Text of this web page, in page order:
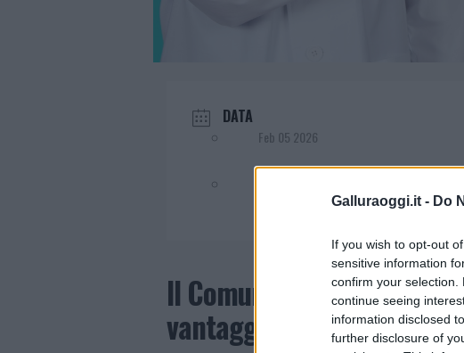
Galluraoggi.it - Do
If you wish to opt-out
sensitive information
confirm your
continue seeing
information disclosed
further disclosure of
DATA
Feb 05 2026
Il Comune di Badesi
vantaggi degli screening